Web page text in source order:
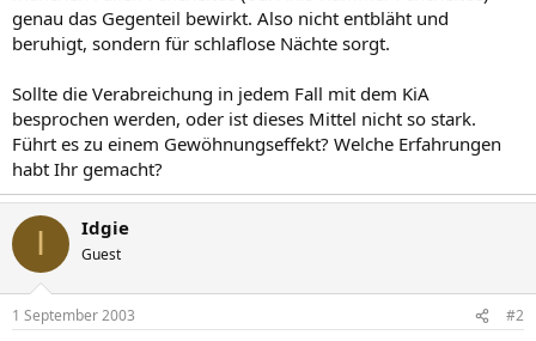
genau das Gegenteil bewirkt. Also nicht entbläht und
beruhigt, sondern für schlaflose Nächte sorgt.
Sollte die Verabreichung in jedem Fall mit dem KiA
besprochen werden, oder ist dieses Mittel nicht so stark.
Führt es zu einem Gewöhnungseffekt? Welche Erfahrungen
habt Ihr gemacht?
I Idgie
Guest
1 September 2003 #2